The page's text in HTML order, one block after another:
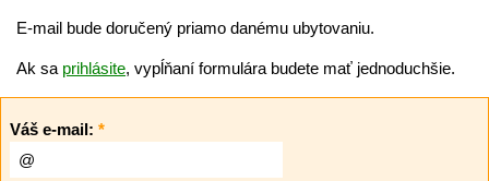
E-mail bude doručený priamo danému ubytovaniu.
Ak sa prihlásite, vypĺňaní formulára budete mať jednoduchšie.
Váš e-mail: *